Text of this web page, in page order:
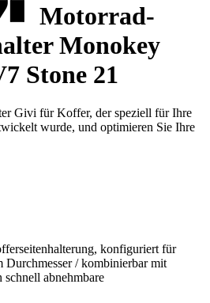
Motorrad-
Monokey
Stone 21
Givi für Koffer, der speziell für Ihre
wurde, und optimieren Sie Ihre
konfiguriert für
/ kombinierbar mit
abnehmbare